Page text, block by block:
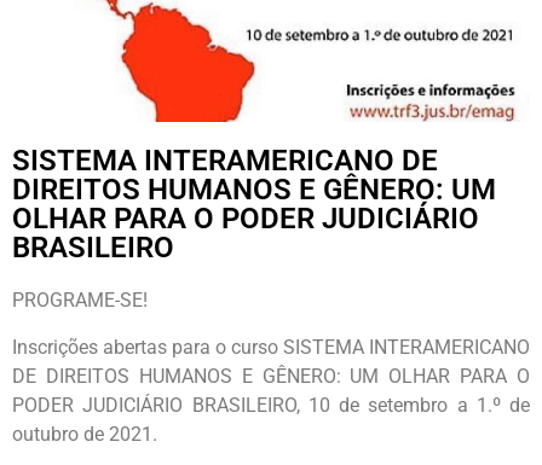
SISTEMA INTERAMERICANO DE
DIREITOS HUMANOS E GÊNERO: UM
OLHAR PARA O PODER JUDICIÁRIO
BRASILEIRO
PROGRAME-SE!
Inscrições abertas para o curso SISTEMA INTERAMERICANO
DE DIREITOS HUMANOS E GÊNERO: UM OLHAR PARA O
PODER JUDICIÁRIO BRASILEIRO, 10 de setembro a 1.º de
outubro de 2021.